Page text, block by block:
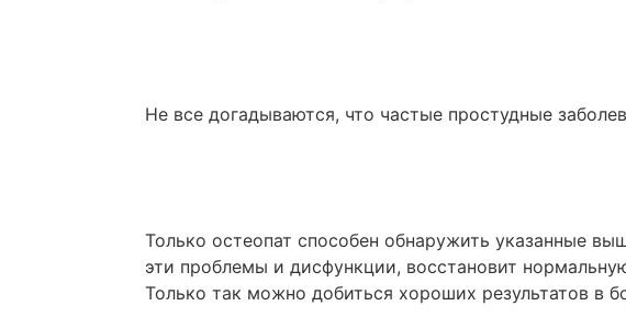
Не все догадываются, что частые простудные
Только остеопат способен обнаружить указанные
эти проблемы и дисфункции, восстановит
Только так можно добиться хороших результатов в